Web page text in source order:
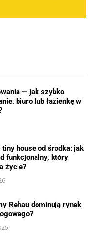
— jak szybko
biuro lub łazienkę w
tiny house od środka: jak
funkcjonalny, który
życie?
Rehau dominują rynek